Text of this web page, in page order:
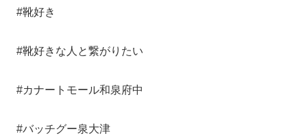
#靴好き
#靴好きな人と繋がりたい
#カナートモール和泉府中
#バッチグー泉大津